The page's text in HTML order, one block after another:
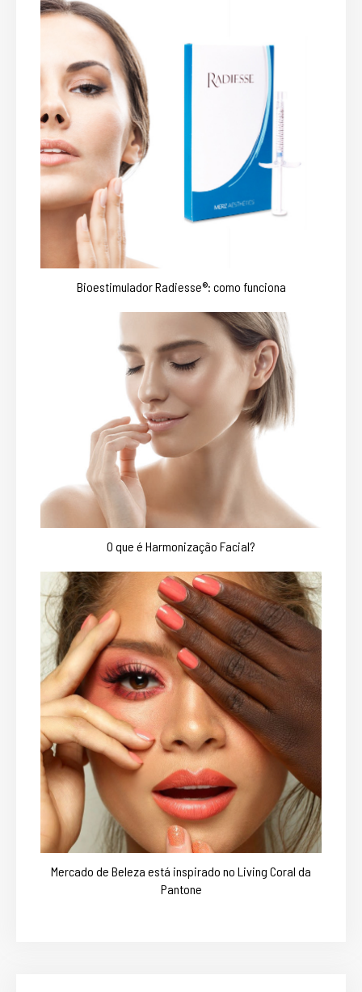
Bioestimulador Radiesse®: como funciona
O que é Harmonização Facial?
Mercado de Beleza está inspirado no Living Coral da
Pantone